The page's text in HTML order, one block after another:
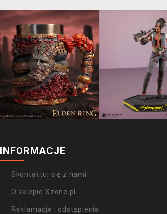
INFORMACJE
Skontaktuj się z nami
O sklepie Xzone.pl
Reklamacje i odstąpienia